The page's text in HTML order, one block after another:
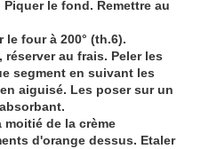
le fond. Remettre au
four à 200° (th.6).
réserver au frais. Peler les
segment en suivant les
aiguisé. Les poser sur un
moitié de la crème
d'orange dessus. Etaler